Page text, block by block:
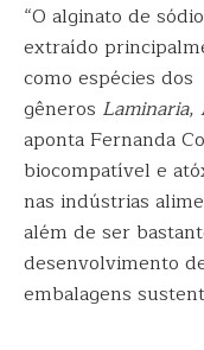
“O alginato de
extraído
como espécies dos
gêneros Laminaria,
aponta Fernanda
biocompatível e
nas indústrias
além de ser
desenvolvimento
embalagens